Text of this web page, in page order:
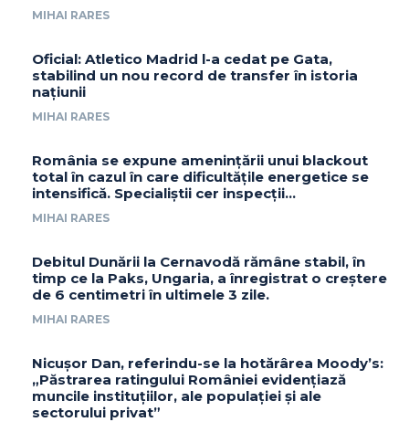
MIHAI RARES
Oficial: Atletico Madrid l-a cedat pe Gata,
stabilind un nou record de transfer în istoria
națiunii
MIHAI RARES
România se expune amenințării unui blackout
total în cazul în care dificultățile energetice se
intensifică. Specialiștii cer inspecții…
MIHAI RARES
Debitul Dunării la Cernavodă rămâne stabil, în
timp ce la Paks, Ungaria, a înregistrat o creștere
de 6 centimetri în ultimele 3 zile.
MIHAI RARES
Nicușor Dan, referindu-se la hotărârea Moody’s:
„Păstrarea ratingului României evidențiază
muncile instituțiilor, ale populației și ale
sectorului privat”